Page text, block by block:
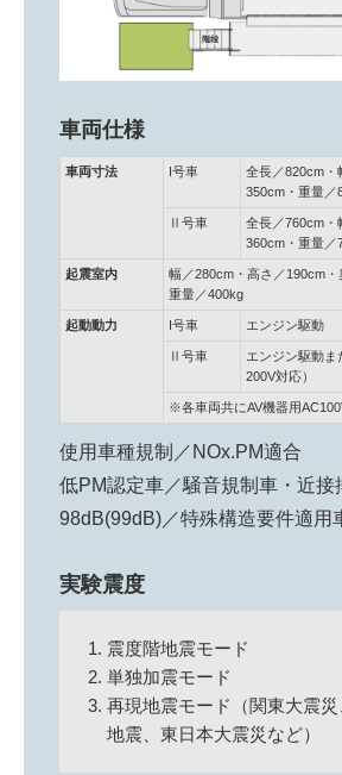
車両仕様
車両寸法 I号車
全長／820cm・
350cm・重量／
Ⅱ号車
全長／760cm・
360cm・重量／
起震室内
幅／280cm・高さ／190cm
重量／400kg
起動動力 I号車 エンジン駆動
Ⅱ号車
エンジン駆動ま
200V対応）
※各車両共にAV機器用
使用車種規制／NOx.PM適合
低PM認定車／騒音規制車・近接
98dB(99dB)／特殊構造要件適用
実験震度
震度階地震モード
単独加震モード
再現地震モード（関東大震
地震、東日本大震災など）